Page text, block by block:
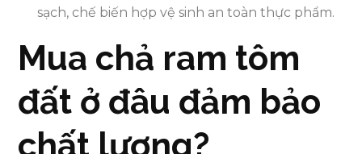
sạch, chế biến hợp vệ sinh an toàn thực phẩm.
Mua chả ram tôm
đất ở đâu đảm bảo
chất lượng?